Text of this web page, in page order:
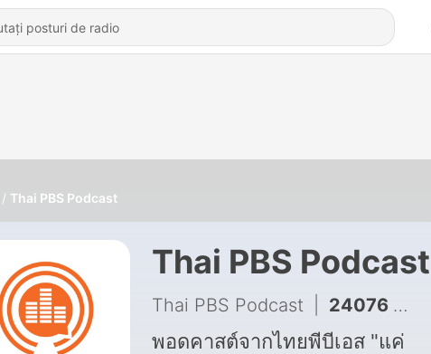
Thai PBS Podcast
Thai PBS Podcast
Thai PBS Podcast 24076 - พระอาทิตย์ยิ้มแฉ่ง : ทำไมแก้วมังกรเมล็ดเยอะจัง
พอดคาสต์จากไทยพีบีเอส "แค่